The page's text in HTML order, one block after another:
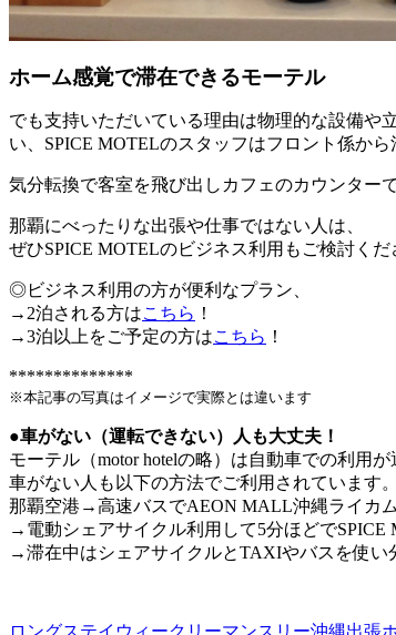
ホーム感覚で滞在できるモーテル
でも支持いただいている理由は物理的な設備や
い、SPICE MOTELのスタッフはフロント係か
気分転換で客室を飛び出しカフェのカウンター
那覇にべったりな出張や仕事ではない人は、
ぜひSPICE MOTELのビジネス利用もご検討くだ
◎ビジネス利用の方が便利なプラン、
→2泊される方はこちら ！
→3泊以上をご予定の方はこちら ！
**************
※本記事の写真はイメージで実際とは違います
●車がない（運転できない）人も大丈夫！
モーテル（motor hotelの略）は自動車での利用が
車がない人も以下の方法でご利用されています。
那覇空港→高速バスでAEON MALL沖縄ライカ
→電動シェアサイクル利用して5分ほどでSPICE
→滞在中はシェアサイクルとTAXIやバスを使い
ロングステイ ウィークリーマンスリー沖縄出張